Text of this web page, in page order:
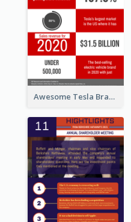
Awesome Tesla Branding Infographic Design Ideas